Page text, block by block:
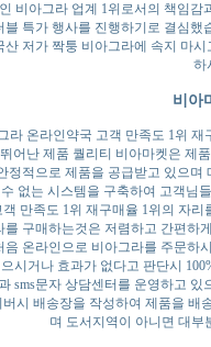
비아그라 업계 1위로서의 책임
블 특가 행사를 진행하기로 결심
저가 짝퉁 비아그라에 속지 마
하
비아
라 온라인약국 고객 만족도 1위
어난 제품 퀄리티 비아마켓은
정적으로 제품을 공급받고 있으
없는 시스템을 구축하여 고객님
만족도 1위 재구매율 1위의 자
구매하는것은 저렴하고 간편
온라인으로 비아그라를 주문
시거나 효과가 없다고 판단시
sms문자 상담센터를 운영하고
시 배송장을 작성하여 제품을
며 도서지역이 아니면 대부